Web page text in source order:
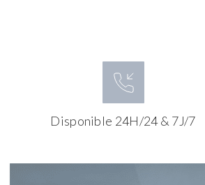
Disponible 24H/24 & 7J/7